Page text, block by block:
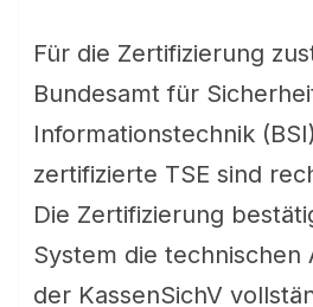
Für die Zertifizierung
Bundesamt für
Informationstechnik
zertifizierte TSE sind
Die Zertifizierung
System die technischen
der KassenSichV